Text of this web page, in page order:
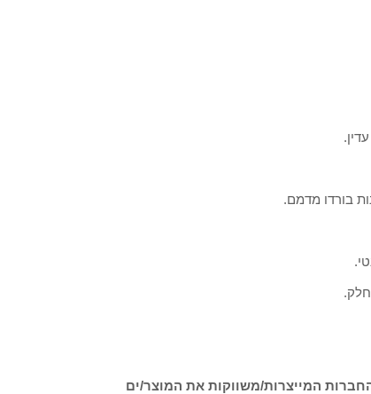
המייצרות/משווקות את המוצר/ים